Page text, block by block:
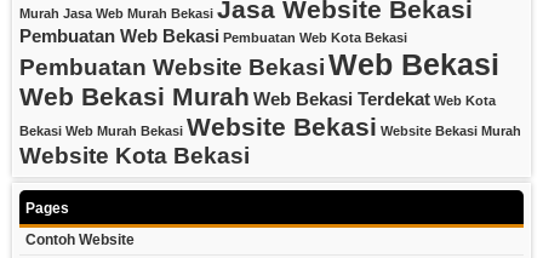
Murah Jasa Web Murah Bekasi Jasa Website Bekasi
Pembuatan Web Bekasi Pembuatan Web Kota Bekasi
Pembuatan Website BekasiWeb Bekasi
Web Bekasi Murah Web Bekasi Terdekat Web Kota
Bekasi Web Murah Bekasi Website Bekasi Website Bekasi Murah
Website Kota Bekasi
Pages
Contoh Website